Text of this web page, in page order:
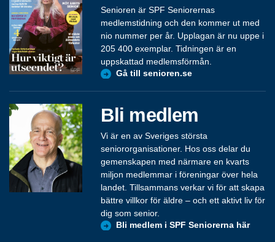
Senioren är SPF Seniorernas
medlemstidning och den kommer ut med
nio nummer per år. Upplagan är nu uppe i
205 400 exemplar. Tidningen är en
uppskattad medlemsförmån.
Gå till senioren.se
Bli medlem
Vi är en av Sveriges största
seniororganisationer. Hos oss delar du
gemenskapen med närmare en kvarts
miljon medlemmar i föreningar över hela
landet. Tillsammans verkar vi för att skapa
bättre villkor för äldre – och ett aktivt liv för
dig som senior.
Bli medlem i SPF Seniorerna här